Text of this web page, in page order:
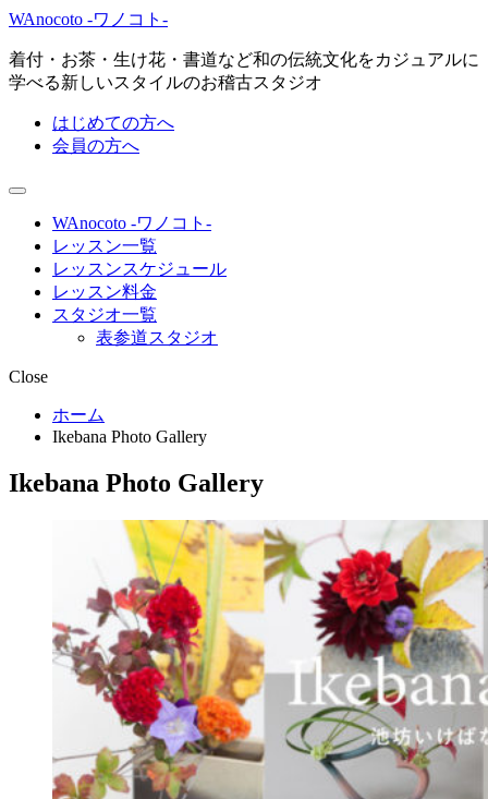
WAnocoto -ワノコト-
着付・お茶・生け花・書道など和の伝統文化をカジュアルに
学べる新しいスタイルのお稽古スタジオ
はじめての方へ
会員の方へ
WAnocoto -ワノコト-
レッスン一覧
レッスンスケジュール
レッスン料金
スタジオ一覧
表参道スタジオ
Close
ホーム
Ikebana Photo Gallery
Ikebana Photo Gallery